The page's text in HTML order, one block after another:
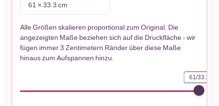
61 × 33.3 cm
Alle Größen skalieren proportional zum Original. Die
angezeigten Maße beziehen sich auf die Druckfläche - wir
fügen immer 3 Zentimetern Ränder über diese Maße
hinaus zum Aufspannen hinzu.
61/33.3